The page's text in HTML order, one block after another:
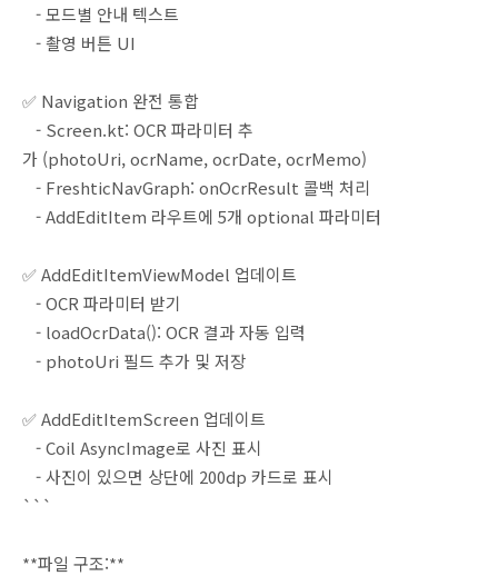
- 모드별 안내 텍스트
- 촬영 버튼 UI
✅ Navigation 완전 통합
- Screen.kt: OCR 파라미터 추
가 (photoUri, ocrName, ocrDate, ocrMemo)
- FreshticNavGraph: onOcrResult 콜백 처리
- AddEditItem 라우트에 5개 optional 파라미터
✅ AddEditItemViewModel 업데이트
- OCR 파라미터 받기
- loadOcrData(): OCR 결과 자동 입력
- photoUri 필드 추가 및 저장
✅ AddEditItemScreen 업데이트
- Coil AsyncImage로 사진 표시
- 사진이 있으면 상단에 200dp 카드로 표시
```
**파일 구조:**